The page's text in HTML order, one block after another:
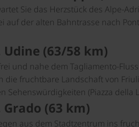
Sie das Herzstück des Alpe-
auf der alten Bahntrasse nach
Udine (63/58 km)
und nahe dem Tagliamento-
die fruchtbare Landschaft von
Sehenswürdigkeiten (Piazza della
Grado (63 km)
aus dem Stadtzentrum ins